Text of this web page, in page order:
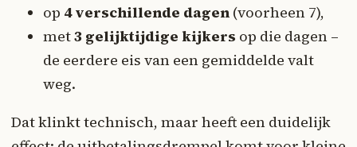
op 4 verschillende dagen (voorheen 7),
met3 gelijktijdige kijkers op die dagen –
de eerdere eis van een gemiddelde valt
weg.
Dat klinkt technisch, maar heeft een duidelijk